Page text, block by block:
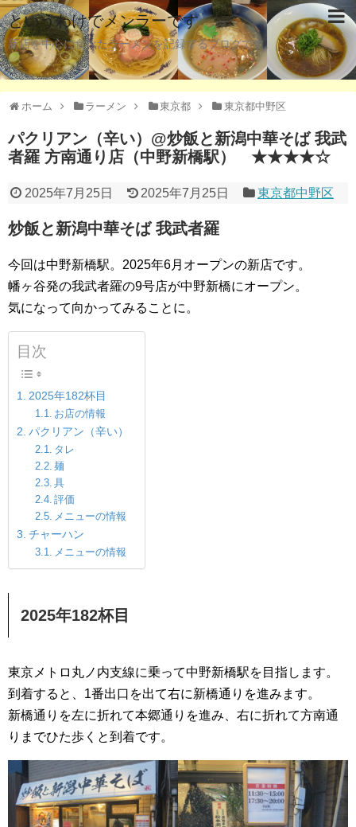
というわけでメンラーです
新店を中心に食べたラーメンを記録するブログです。
ホーム ラーメン 東京都 東京都中野区
パクリアン（辛い）@炒飯と新潟中華そば 我武
者羅 方南通り店（中野新橋駅） ★★★★☆
2025年7月25日 2025年7月25日 東京都中野区
炒飯と新潟中華そば 我武者羅
今回は中野新橋駅。2025年6月オープンの新店です。
幡ヶ谷発の我武者羅の9号店が中野新橋にオープン。
気になって向かってみることに。
目次
2025年182杯目
お店の情報
パクリアン（辛い）
タレ
麺
具
評価
メニューの情報
チャーハン
メニューの情報
2025年182杯目
東京メトロ丸ノ内支線に乗って中野新橋駅を目指します。
到着すると、1番出口を出て右に新橋通りを進みます。
新橋通りを左に折れて本郷通りを進み、右に折れて方南通
りまでひた歩くと到着です。